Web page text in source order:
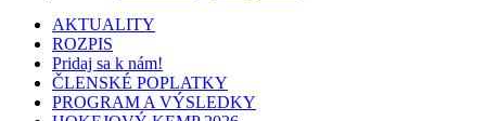
AKTUALITY
ROZPIS
Pridaj sa k nám!
ČLENSKÉ POPLATKY
PROGRAM A VÝSLEDKY